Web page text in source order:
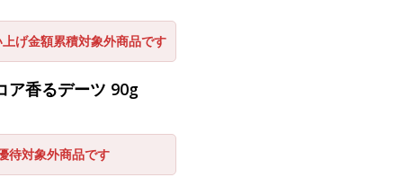
げ金額累積対象外商品です
ア香るデーツ 90g
待対象外商品です